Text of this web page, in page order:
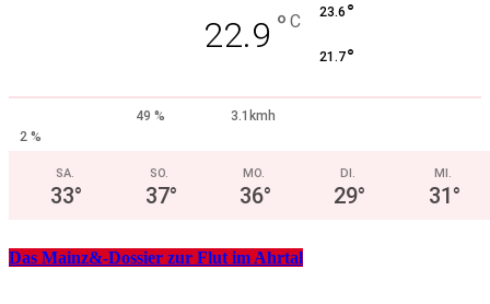
22.9 ° C 23.6 °
21.7°
49 %
3.1kmh
2 %
SA.
33°
SO.
37°
MO.
36°
DI.
29°
MI.
31°
Das Mainz&-Dossier zur Flut im Ahrtal